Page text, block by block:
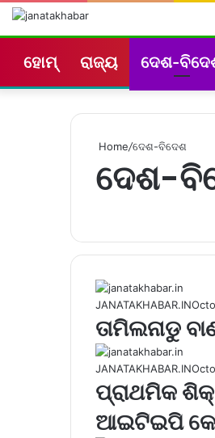
ହୋମ୍ ରାଜ୍ୟ ଦେଶ-
Home/ଦେଶ-ବିଦେଶ
ଦେଶ-
JANATAKHABAR.IN
ତାମିଲନାଡୁ
JANATAKHABAR.IN
ପ୍ରାଥମିକ
ଆଇଟିଇପି